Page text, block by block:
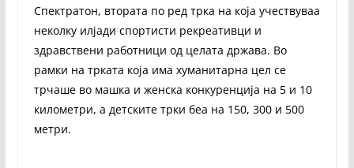
Спектратон, втората по ред трка на која учествуваа
неколку илјади спортисти рекреативци и
здравствени работници од целата држава. Во
рамки на трката која има хуманитарна цел се
трчаше во машка и женска конкуренција на 5 и 10
километри, а детските трки беа на 150, 300 и 500
метри.